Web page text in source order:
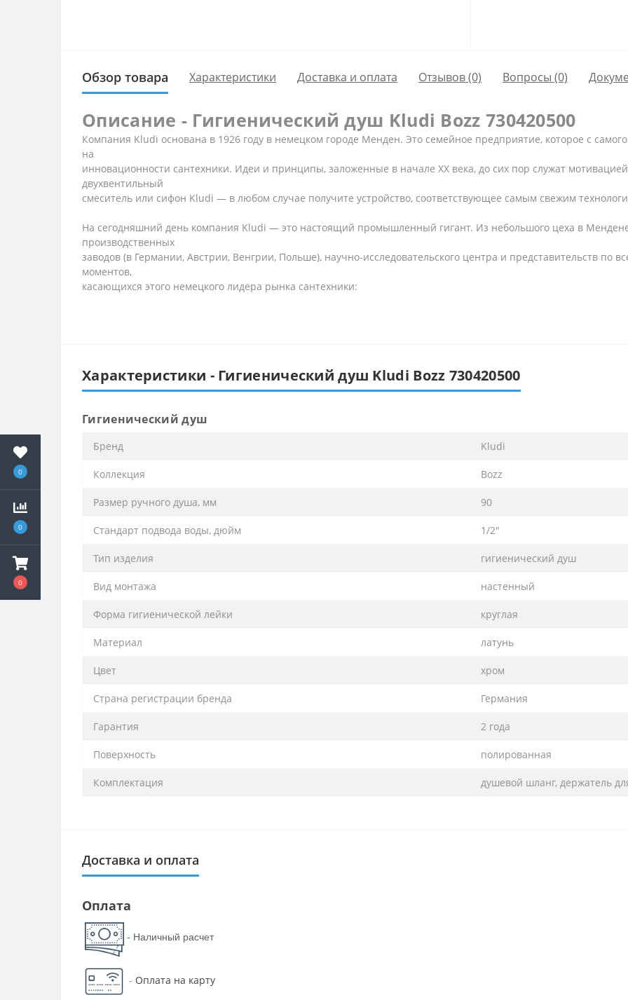
0
0
0
Обзор товара Характеристики Доставка и оплата Отзывов (0) Вопросы (0)
Описание - Гигиенический душ Kludi Bozz 730420500
Компания Kludi основана в 1926 году в немецком городе Менден. Это семейное предприятие, которое с
на
инновационности сантехники. Идеи и принципы, заложенные в начале ХХ века, до сих пор служат
двухвентильный
смеситель или сифон Kludi — в любом случае получите устройство, соответствующее самым свежим
На сегодняшний день компания Kludi — это настоящий промышленный гигант. Из небольшого цеха в
производственных
заводов (в Германии, Австрии, Венгрии, Польше), научно-исследовательского центра и представительств по
моментов,
касающихся этого немецкого лидера рынка сантехники:
Характеристики - Гигиенический душ Kludi Bozz 730420500
Гигиенический душ
Бренд Kludi
Коллекция Bozz
Размер ручного душа, мм 90
Стандарт подвода воды, дюйм 1/2"
Тип изделия гигиенический душ
Вид монтажа настенный
Форма гигиенической лейки круглая
Материал латунь
Цвет хром
Страна регистрации бренда Германия
Гарантия 2 года
Поверхность полированная
Комплектация душевой шланг, держатель
Доставка и оплата
Оплата
- Наличный расчет
- Оплата на карту